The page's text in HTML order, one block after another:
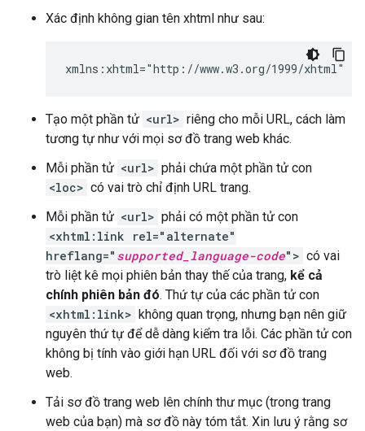
Xác định không gian tên xhtml như sau:
xmlns:xhtml="http://www.w3.org/1999/xhtml"
Tạo một phần tử <url> riêng cho mỗi URL, cách làm
tương tự như với mọi sơ đồ trang web khác.
Mỗi phần tử <url> phải chứa một phần tử con
<loc> có vai trò chỉ định URL trang.
Mỗi phần tử <url> phải có một phần tử con
<xhtml:link rel="alternate"
hreflang=" supported_language-code"> có vai
trò liệt kê mọi phiên bản thay thế của trang, kể cả
chính phiên bản đó. Thứ tự của các phần tử con
<xhtml:link> không quan trọng, nhưng bạn nên giữ
nguyên thứ tự để dễ dàng kiểm tra lỗi. Các phần tử con
không bị tính vào giới hạn URL đối với sơ đồ trang
web.
Tải sơ đồ trang web lên chính thư mục (trong trang
web của bạn) mà sơ đồ này tóm tắt. Xin lưu ý rằng sơ